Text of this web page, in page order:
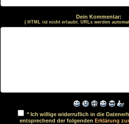
Dein Kommentar:
( HTML ist nicht erlaubt. URLs werden
* Ich willige widerruflich in die
entsprechend der folgenden Erklärung